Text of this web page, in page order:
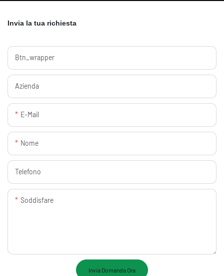
Invia la tua richiesta
Btn_wrapper
Azienda
E-Mail
Nome
Telefono
Soddisfare
Invia Domanda Ora